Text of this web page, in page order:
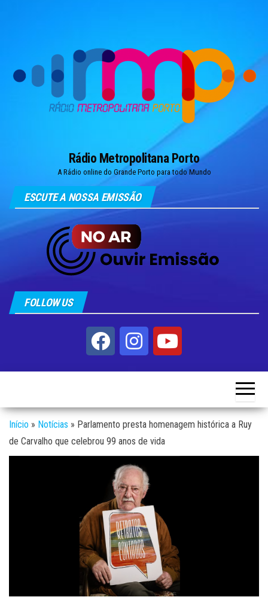
Rádio Metropolitana Porto
A Rádio online do Grande Porto para todo Mundo
ESCUTE A NOSSA EMISSÃO
FOLLOW US
Início » Notícias » Parlamento presta homenagem histórica a Ruy
de Carvalho que celebrou 99 anos de vida